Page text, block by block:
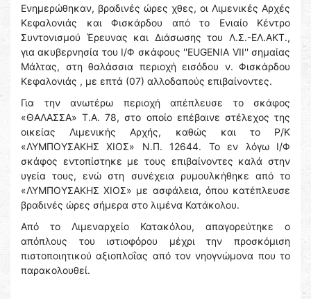
Ενημερώθηκαν, βραδινές ώρες χθες, οι Λιμενικές Αρχές
Κεφαλονιάς και Φισκάρδου από το Ενιαίο Κέντρο
Συντονισμού Έρευνας και Διάσωσης του Λ.Σ.-ΕΛ.ΑΚΤ.,
για ακυβερνησία του Ι/Φ σκάφους ''EUGENIA VII'' σημαίας
Μάλτας, στη θαλάσσια περιοχή εισόδου ν. Φισκάρδου
Κεφαλονιάς , με επτά (07) αλλοδαπούς επιβαίνοντες.
Για την ανωτέρω περιοχή απέπλευσε το σκάφος
«ΘΑΛΑΣΣΑ» Τ.Α. 78, στο οποίο επέβαινε στέλεχος της
οικείας Λιμενικής Αρχής, καθώς και το Ρ/Κ
«ΛΥΜΠΟΥΣΑΚΗΣ ΧΙΟΣ» Ν.Π. 12644. Το εν λόγω Ι/Φ
σκάφος εντοπίστηκε με τους επιβαίνοντες καλά στην
υγεία τους, ενώ στη συνέχεια ρυμουλκήθηκε από το
«ΛΥΜΠΟΥΣΑΚΗΣ ΧΙΟΣ» με ασφάλεια, όπου κατέπλευσε
βραδινές ώρες σήμερα στο λιμένα Κατάκολου.
Από το Λιμεναρχείο Κατακόλου, απαγορεύτηκε ο
απόπλους του ιστιοφόρου μέχρι την προσκόμιση
πιστοποιητικού αξιοπλοΐας από τον νηογνώμονα που το
παρακολουθεί.